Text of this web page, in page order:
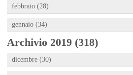
febbraio (28)
gennaio (34)
Archivio 2019 (318)
dicembre (30)